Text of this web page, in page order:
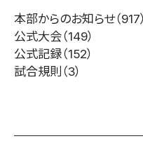
本部からのお知らせ（917）
公式大会（149）
公式記録（152）
試合規則 （3）